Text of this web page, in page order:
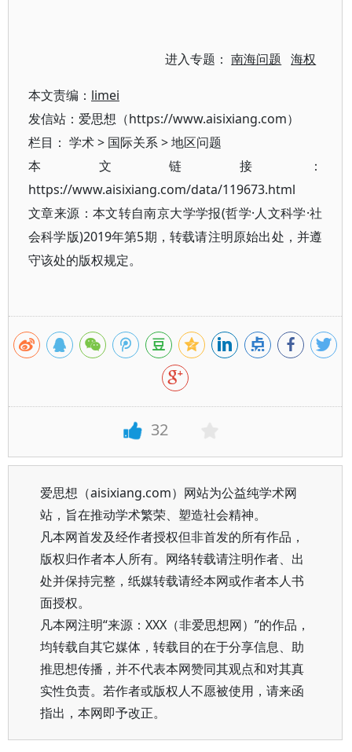
进入专题：南海问题 海权
本文责编： limei
发信站：爱思想（https://www.aisixiang.com）
栏目： 学术> 国际关系>地区问题
本文链接：
https://www.aisixiang.com/data/119673.html
文章来源：本文转自南京大学学报(哲学·人文科学·社
会科学版)2019年第5期，转载请注明原始出处，并遵
守该处的版权规定。
32
爱思想（aisixiang.com）网站为公益纯学术网
站，旨在推动学术繁荣、塑造社会精神。
凡本网首发及经作者授权但非首发的所有作品，
版权归作者本人所有。网络转载请注明作者、出
处并保持完整，纸媒转载请经本网或作者本人书
面授权。
凡本网注明“来源：XXX（非爱思想网）”的作品，
均转载自其它媒体，转载目的在于分享信息、助
推思想传播，并不代表本网赞同其观点和对其真
实性负责。若作者或版权人不愿被使用，请来函
指出，本网即予改正。